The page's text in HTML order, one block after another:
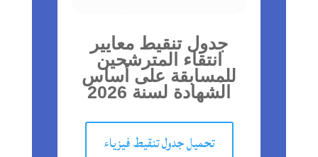
جدول تنقيط معايير
انتقاء المترشحين
للمسابقة على أساس
الشهادة لسنة 2026
تحميل جدول تنقيط فيزياء